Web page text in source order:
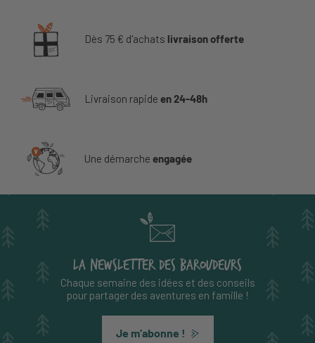
Dès 75 € d'achats livraison offerte
Livraison rapide en 24-48h
Une démarche engagée
LA NEWSLETTER DES BAROUDEURS
Chaque semaine des idées et des conseils
pour partager des aventures en famille !
Je m’abonne !